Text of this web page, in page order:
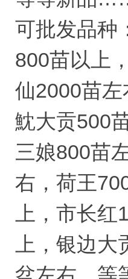
可批发品种
800苗以上
仙2000苗
魫大贡500
三娘800苗
右，荷王
上，市长
上，银边